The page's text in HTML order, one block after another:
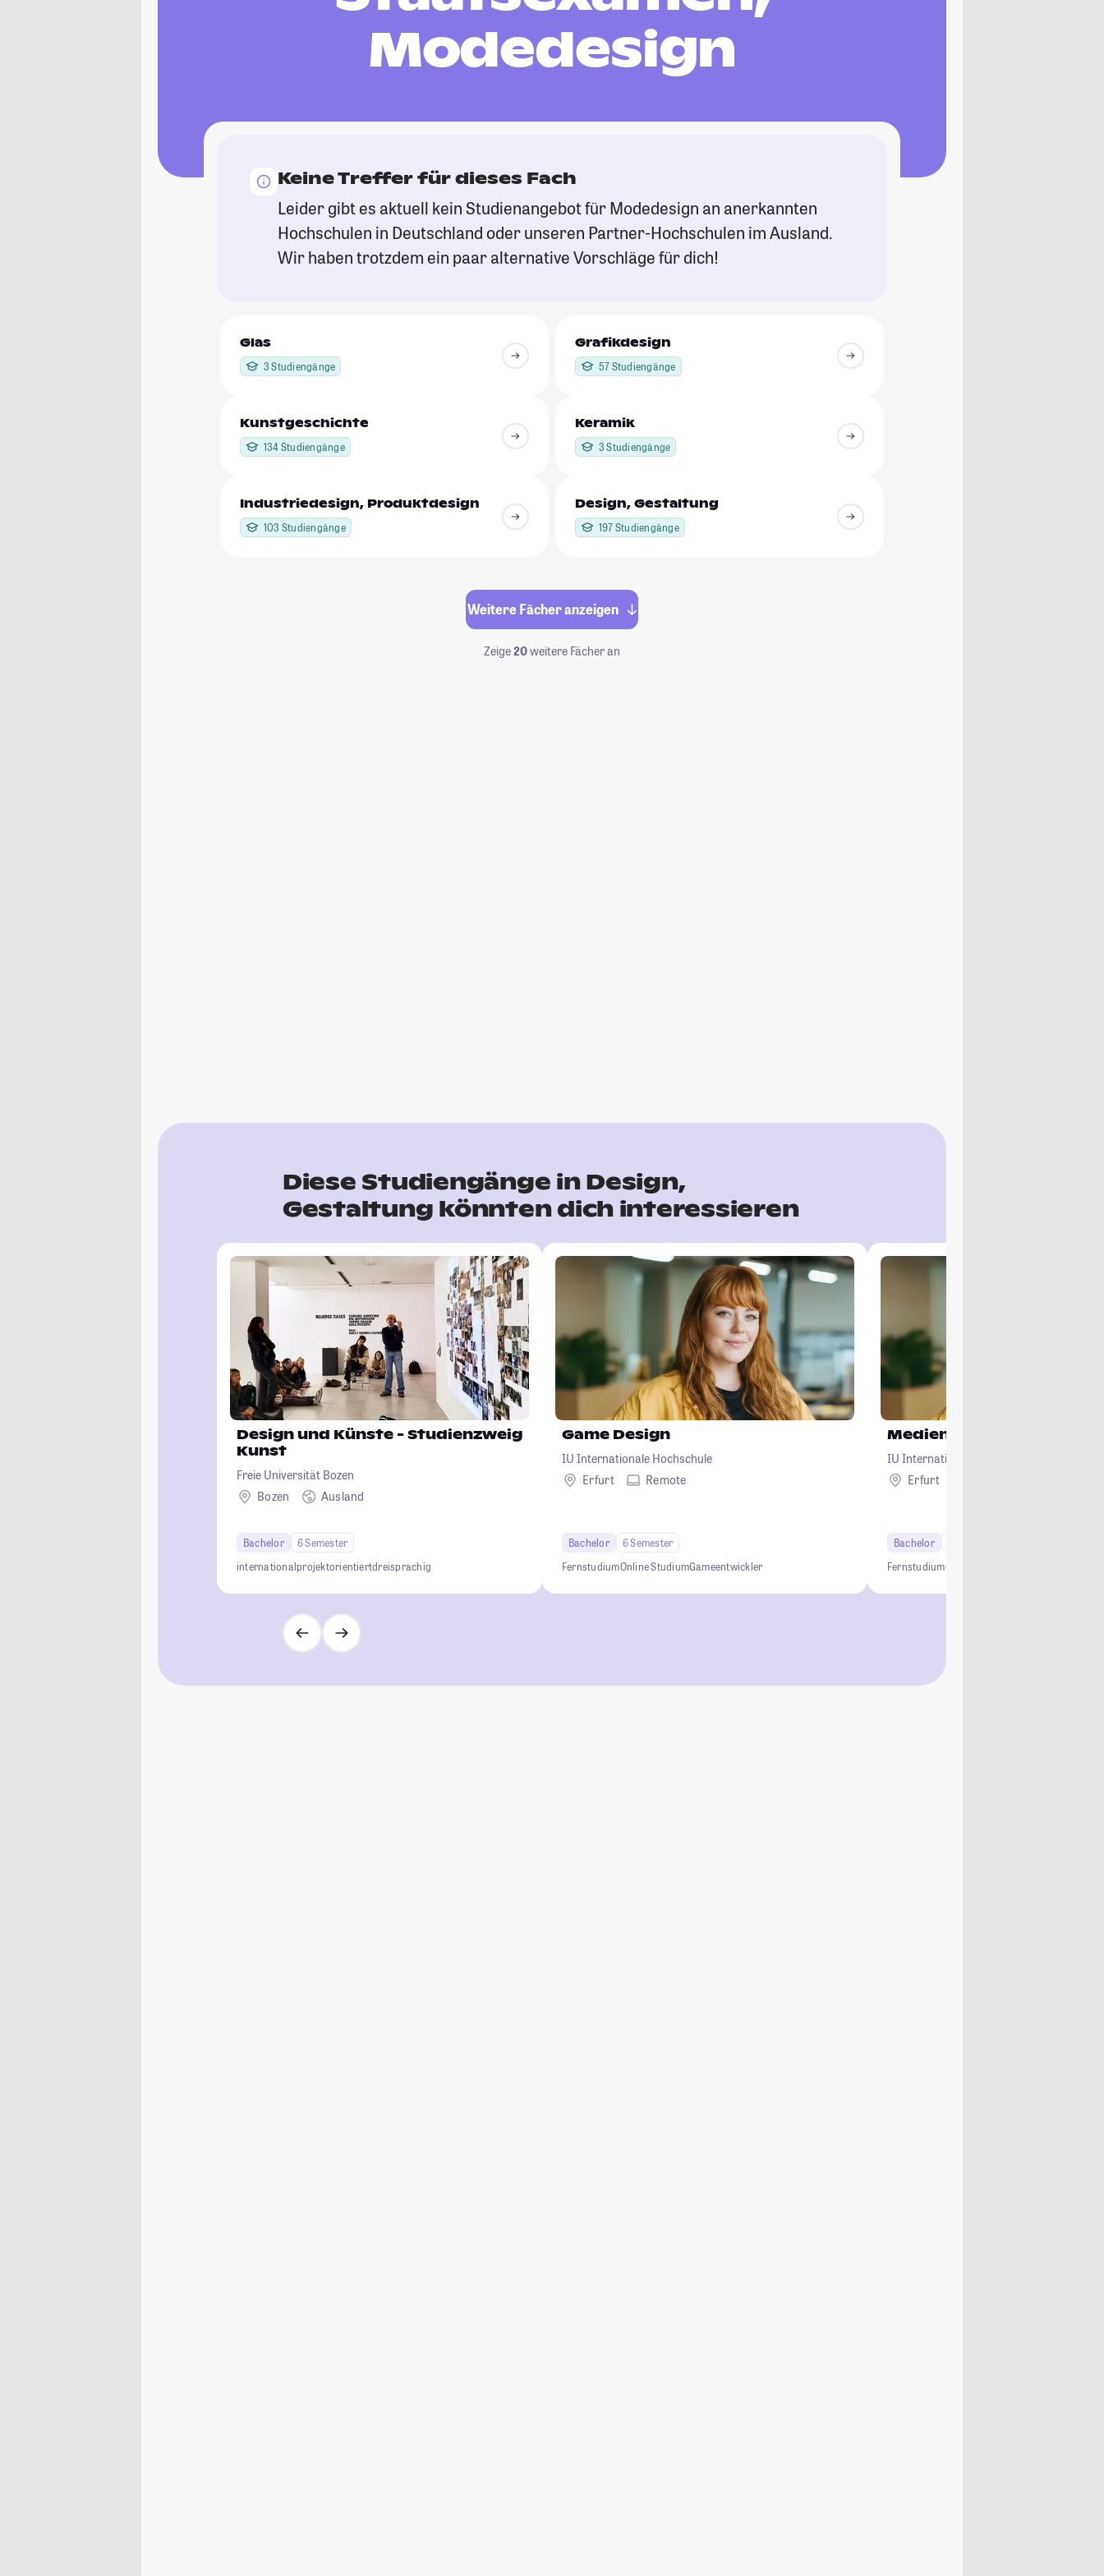
Modedesign
Keine Treffer für dieses Fach
Leider gibt es aktuell kein Studienangebot für Modedesign an anerkannten
Hochschulen in Deutschland oder unseren Partner-Hochschulen im Ausland.
Wir haben trotzdem ein paar alternative Vorschläge für dich!
Glas
3 Studiengänge
Grafikdesign
57 Studiengänge
Kunstgeschichte
134 Studiengänge
Keramik
3 Studiengänge
Industriedesign, Produktdesign
103 Studiengänge
Design, Gestaltung
197 Studiengänge
Weitere Fächer anzeigen
Zeige20weitere Fächer an
Diese Studiengänge in Design,
Gestaltung könnten dich interessieren
Design und Künste - Studienzweig
Kunst
Freie Universität Bozen
Bozen
Ausland
Bachelor
6 Semester
internationalprojektorientiertdreisprachig
Game Design
IU Internationale Hochschule
Erfurt
Remote
Bachelor
6 Semester
FernstudiumOnline StudiumGameentwickler
Mediendesign
IU Internationale Hochschule
Erfurt
Bachelor
FernstudiumOnline Studium